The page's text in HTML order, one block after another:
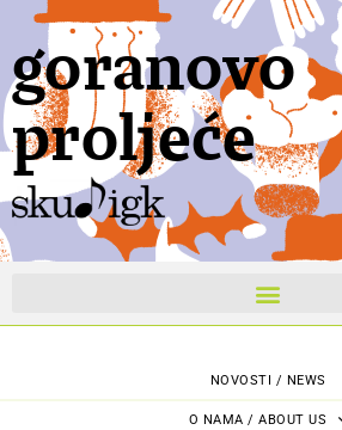
goranovo
proljeće
NOVOSTI / NEWS
O NAMA / ABOUT US